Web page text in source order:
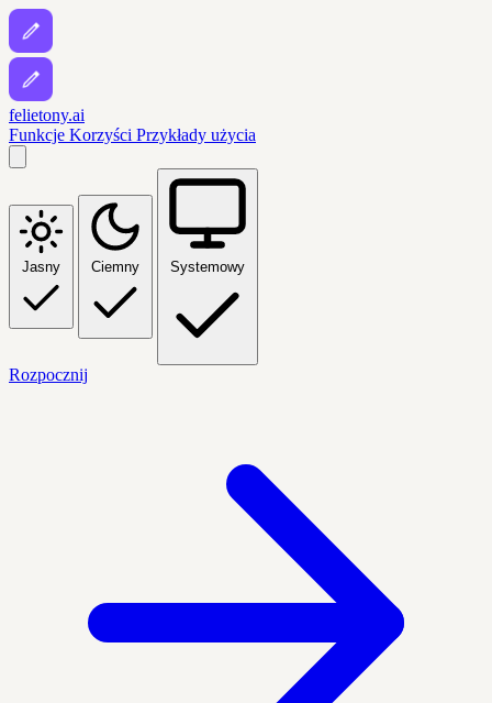
felietony.ai
Funkcje Korzyści Przykłady użycia
Jasny Ciemny Systemowy
Rozpocznij